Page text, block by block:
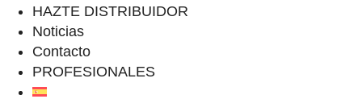
HAZTE DISTRIBUIDOR
Noticias
Contacto
PROFESIONALES